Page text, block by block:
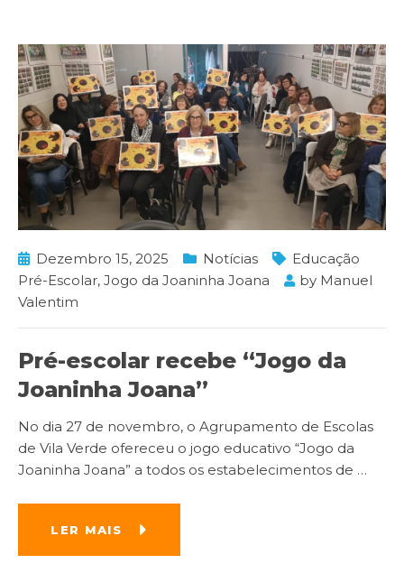
Dezembro 15, 2025 Notícias
Educação
Pré-Escolar, Jogo da Joaninha Joana by Manuel
Valentim
Pré-escolar recebe “Jogo da
Joaninha Joana”
No dia 27 de novembro, o Agrupamento de Escolas
de Vila Verde ofereceu o jogo educativo “Jogo da
Joaninha Joana” a todos os estabelecimentos de …
LER MAIS